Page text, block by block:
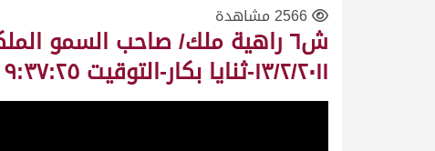
2566 مشاهدة
ش٦ راهية ملك/ صاحب السمو
١٣/٢/٢٠١١-ثنايا بكار-التوقيت ٩:٣٧:٢٥